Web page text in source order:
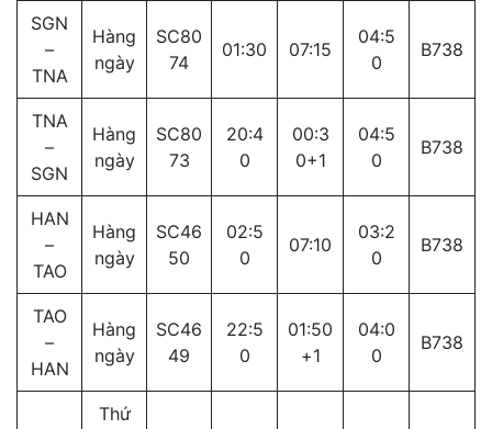
SGN
–
TNA
Hàng
ngày
SC80
74
01:30 07:15
04:5
0
B738
TNA
–
SGN
Hàng
ngày
SC80
73
20:4
0
00:3
0+1
04:5
0
B738
HAN
–
TAO
Hàng
ngày
SC46
50
02:5
0
07:10
03:2
0
B738
TAO
–
HAN
Hàng
ngày
SC46
49
22:5
0
01:50
+1
04:0
0
B738
Thứ